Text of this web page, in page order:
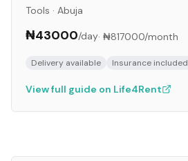
Tools · Abuja
₦43000/day· ₦817000/month
Delivery available Insurance included
View full guide on Life4Rent